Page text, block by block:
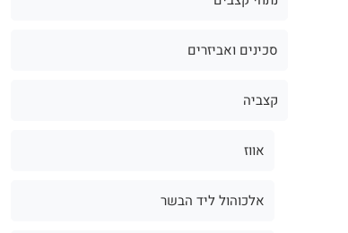
סכינים ואביזרים
קצביה
אווז
אלכוהול ליד הבשר